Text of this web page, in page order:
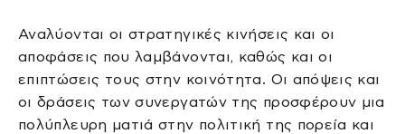
Αναλύονται οι στρατηγικές κινήσεις και οι
αποφάσεις που λαμβάνονται, καθώς και οι
επιπτώσεις τους στην κοινότητα. Οι απόψεις και
οι δράσεις των συνεργατών της προσφέρουν μια
πολύπλευρη ματιά στην πολιτική της πορεία και